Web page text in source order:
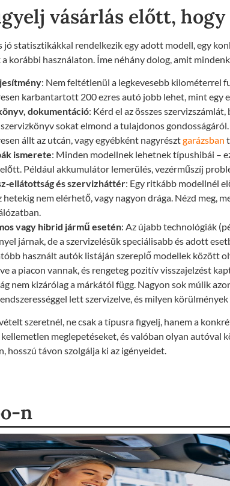
vásárlás előtt,
jó statisztikákkal rendelkezik egy adott modell, egy
korábbi használaton. Íme néhány dolog, amit
: Nem feltétlenül a legkevesebb kilométerrel
karbantartott 200 ezres autó jobb lehet, mint egy
dokumentáció: Kérd el az összes
sokat elmond a tulajdonos
állt az utcán, vagy egyébként nagyrésztgarázsban
ismerete: Minden modellnek lehetnek típushibái –
Például akkumulátor lemerülés, vezérműszíj
és szervizháttér: Egy ritkább modellnél
hetekig nem elérhető, vagy nagyon drága. Nézd meg,
vagy hibrid jármű esetén: Az újabb technológiák
járnak, de a szervizelésük speciálisabb és adott
használt autók listáján szereplő modellek között
a piacon vannak, és rengeteg pozitív visszajelzést
nem kizárólag a márkától függ. Nagyon sok múlik
lett szervizelve, és milyen
szeretnél, ne csak a típusra figyelj, hanem a
meglepetéseket, és valóban olyan autóval
hosszú távon szolgálja ki az igényeidet.
n